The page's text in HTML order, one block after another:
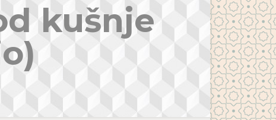
kušnje